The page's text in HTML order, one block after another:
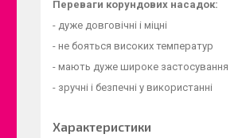
Переваги корундових насадок:
- дуже довговічні і міцні
- не бояться високих температур
- мають дуже широке застосування
- зручні і безпечні у використанні
Характеристики